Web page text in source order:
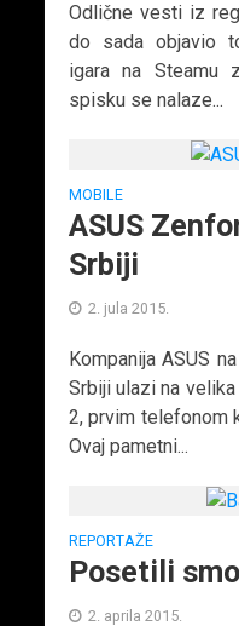
Odlične vesti iz
do sada objavio
igara na Steamu
spisku se nalaze...
MOBILE
ASUS
Srbiji
2. jula 2015.
Kompanija ASUS
Srbiji ulazi na
2, prvim telefonom
Ovaj pametni...
REPORTAŽE
Posetili
2. aprila 2015.